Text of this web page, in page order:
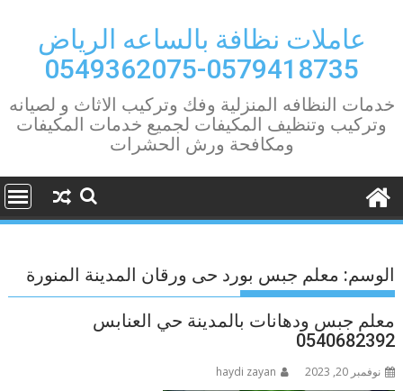
contentعاملات نظافة بالساعه الرياض
0579418735-0549362075
خدمات النظافه المنزلية وفك وتركيب الاثاث و لصيانه
وتركيب وتنظيف المكيفات لجميع خدمات المكيفات
ومكافحة ورش الحشرات
الوسم: معلم جبس بورد حى ورقان المدينة المنورة
معلم جبس ودهانات بالمدينة حي العنابس
0540682392
نوفمبر 20, 2023 haydi zayan